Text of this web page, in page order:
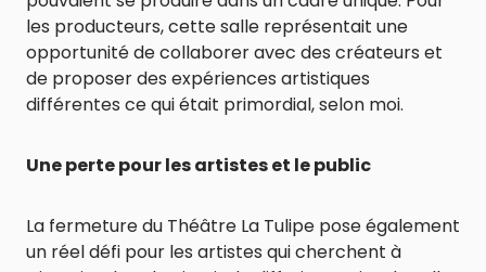
les producteurs, cette salle représentait une
opportunité de collaborer avec des créateurs et
de proposer des expériences artistiques
différentes ce qui était primordial, selon moi.
Une perte pour les artistes et le public
La fermeture du Théâtre La Tulipe pose également
un réel défi pour les artistes qui cherchent à